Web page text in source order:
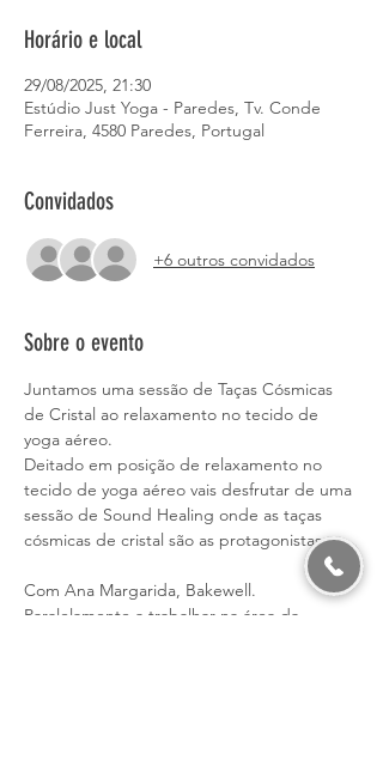
Horário e local
29/08/2025, 21:30
Estúdio Just Yoga - Paredes, Tv. Conde
Ferreira, 4580 Paredes, Portugal
Convidados
+6 outros convidados
Sobre o evento
Juntamos uma sessão de Taças Cósmicas
de Cristal ao relaxamento no tecido de
yoga aéreo.
Deitado em posição de relaxamento no
tecido de yoga aéreo vais desfrutar de uma
sessão de Sound Healing onde as taças
cósmicas de cristal são as protagonistas.
Com Ana Margarida, Bakewell.
Paralelamente a trabalhar na área da